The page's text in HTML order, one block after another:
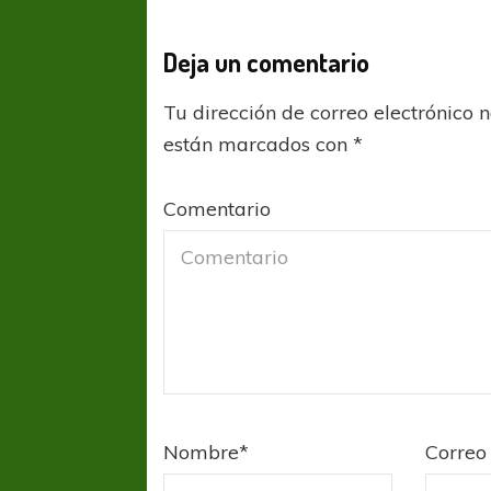
Deja un comentario
Tu dirección de correo electrónico
están marcados con*
Comentario
Nombre*